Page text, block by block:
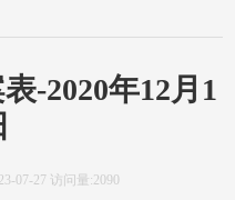
-2020年12月1
07-27 访问量:2090